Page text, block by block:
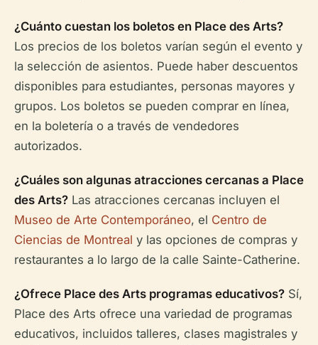
¿Cuánto cuestan los boletos en Place des Arts?
Los precios de los boletos varían según el evento y
la selección de asientos. Puede haber descuentos
disponibles para estudiantes, personas mayores y
grupos. Los boletos se pueden comprar en línea,
en la boletería o a través de vendedores
autorizados.
¿Cuáles son algunas atracciones cercanas a Place
des Arts? Las atracciones cercanas incluyen el
Museo de Arte Contemporáneo, el Centro de
Ciencias de Montreal y las opciones de compras y
restaurantes a lo largo de la calle Sainte-Catherine.
¿Ofrece Place des Arts programas educativos? Sí,
Place des Arts ofrece una variedad de programas
educativos, incluidos talleres, clases magistrales y